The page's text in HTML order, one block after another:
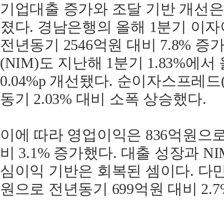
기업대출 증가와 조달 기반 개선
졌다. 경남은행의 올해 1분기 이
전년동기 2546억원 대비 7.8% 증
(NIM)도 지난해 1분기 1.83%에서
0.04%p 개선됐다. 순이자스프레
동기 2.03% 대비 소폭 상승했다.
이에 따라 영업이익은 836억원으
비 3.1% 증가했다. 대출 성장과
심이익 기반은 회복된 셈이다. 다
원으로 전년동기 699억원 대비